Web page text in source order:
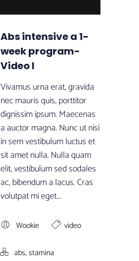
Abs intensive a 1-
week program-
Video I
Vivamus urna erat, gravida
nec mauris quis, porttitor
dignissim ipsum. Maecenas
a auctor magna. Nunc ut nisi
in sem vestibulum luctus et
sit amet nulla. Nulla quam
elit, vestibulum sed sodales
ac, bibendum a lacus. Cras
volutpat mi eget...
Wookie video
abs,stamina